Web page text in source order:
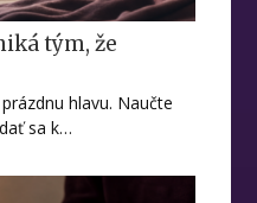
tým, že
hlavu. Naučte
sa k…